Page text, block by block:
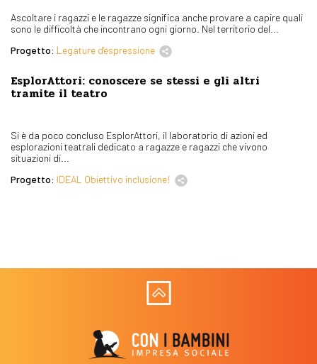
Ascoltare i ragazzi e le ragazze significa anche provare a capire quali
sono le difficoltà che incontrano ogni giorno. Nel territorio del...
Progetto: Legature d'espressione
EsplorAttori: conoscere se stessi e gli altri
tramite il teatro
Si è da poco concluso EsplorAttori, il laboratorio di azioni ed
esplorazioni teatrali dedicato a ragazze e ragazzi che vivono
situazioni di...
Progetto: IDEAL Obiettivo inclusione!